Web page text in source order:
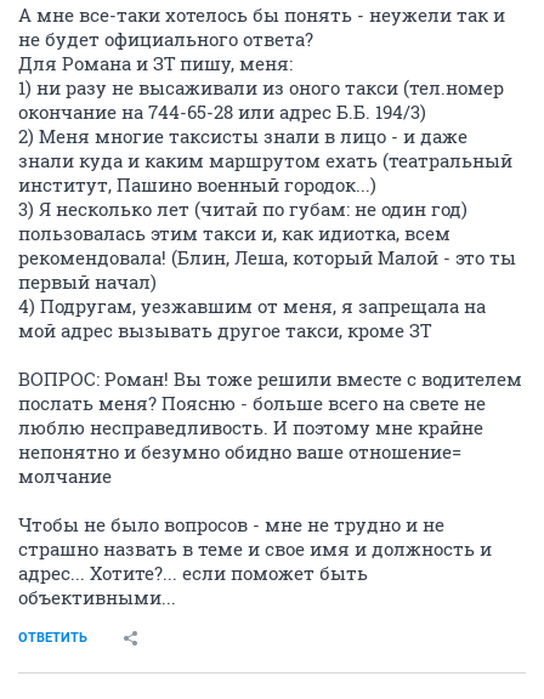
А мне все-таки хотелось бы понять - неужели так и
не будет официального ответа?
Для Романа и ЗТ пишу, меня:
1) ни разу не высаживали из оного такси (тел.номер
окончание на 744-65-28 или адрес Б.Б. 194/3)
2) Меня многие таксисты знали в лицо - и даже
знали куда и каким маршрутом ехать (театральный
институт, Пашино военный городок...)
3) Я несколько лет (читай по губам: не один год)
пользовалась этим такси и, как идиотка, всем
рекомендовала! (Блин, Леша, который Малой - это ты
первый начал)
4) Подругам, уезжавшим от меня, я запрещала на
мой адрес вызывать другое такси, кроме ЗТ
ВОПРОС: Роман! Вы тоже решили вместе с водителем
послать меня? Поясню - больше всего на свете не
люблю несправедливость. И поэтому мне крайне
непонятно и безумно обидно ваше отношение=
молчание
Чтобы не было вопросов - мне не трудно и не
страшно назвать в теме и свое имя и должность и
адрес... Хотите?... если поможет быть
объективными...
ОТВЕТИТЬ